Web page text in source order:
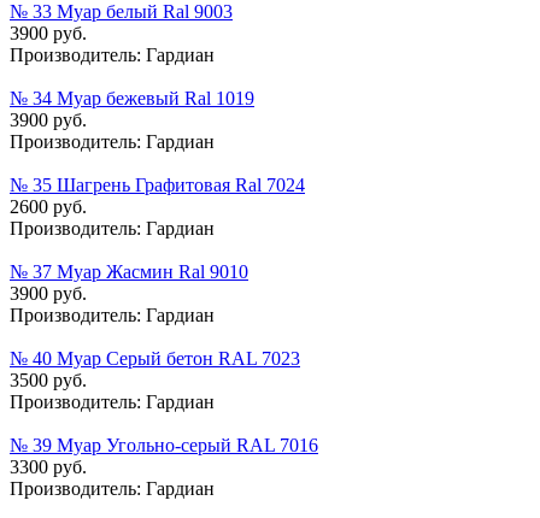
№ 33 Муар белый Ral 9003
3900 руб.
Производитель: Гардиан
№ 34 Муар бежевый Ral 1019
3900 руб.
Производитель: Гардиан
№ 35 Шагрень Графитовая Ral 7024
2600 руб.
Производитель: Гардиан
№ 37 Муар Жасмин Ral 9010
3900 руб.
Производитель: Гардиан
№ 40 Муар Серый бетон RAL 7023
3500 руб.
Производитель: Гардиан
№ 39 Муар Угольно-серый RAL 7016
3300 руб.
Производитель: Гардиан